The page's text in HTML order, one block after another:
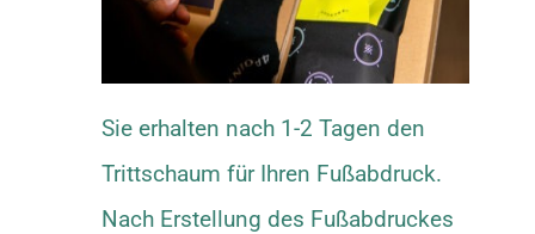
Sie erhalten nach 1-2 Tagen den
Trittschaum für Ihren Fußabdruck.
Nach Erstellung des Fußabdruckes